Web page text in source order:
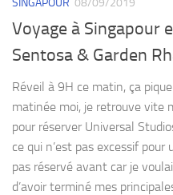
Voyage à Singapour
Sentosa & Garden
Réveil à 9H ce matin, ça
matinée moi, je retrouve vite
pour réserver Universal
ce qui n’est pas excessif pour
pas réservé avant car je
d’avoir terminé mes